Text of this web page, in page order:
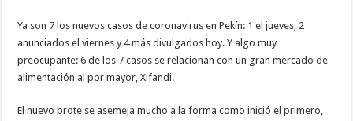
Ya son 7 los nuevos casos de coronavirus en Pekín: 1 el jueves, 2
anunciados el viernes y 4 más divulgados hoy. Y algo muy
preocupante: 6 de los 7 casos se relacionan con un gran mercado de
alimentación al por mayor, Xifandi.
El nuevo brote se asemeja mucho a la forma como inició el primero,